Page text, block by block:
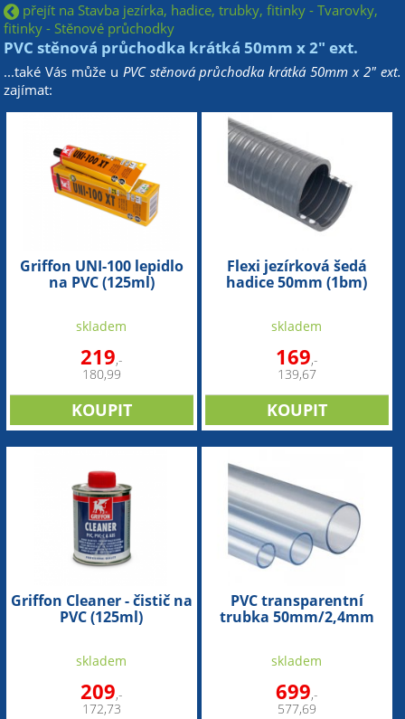
přejít na Stavba jezírka, hadice, trubky, fitinky - Tvarovky,
fitinky - Stěnové průchodky
PVC stěnová průchodka krátká 50mm x 2" ext.
...také Vás může u PVC stěnová průchodka krátká 50mm x 2" ext.
zajímat:
Griffon UNI-100 lepidlo
na PVC (125ml)
skladem
219,-
180,99
Flexi jezírková šedá
hadice 50mm (1bm)
skladem
169,-
139,67
Griffon Cleaner - čistič na
PVC (125ml)
skladem
209,-
172,73
PVC transparentní
trubka 50mm/2,4mm
skladem
699,-
577,69